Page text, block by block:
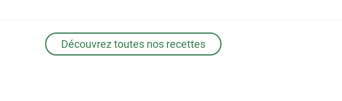
Découvrez toutes nos recettes